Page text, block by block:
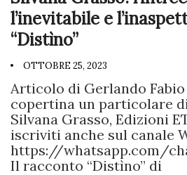
l’inevitabile e
“Distìno”
OTTOBRE 25, 2023
Articolo di Gerlando
copertina un particolare
Silvana Grasso, Edizioni
iscriviti anche sul canale
https://whatsapp.com/
Il racconto “Distìno” di